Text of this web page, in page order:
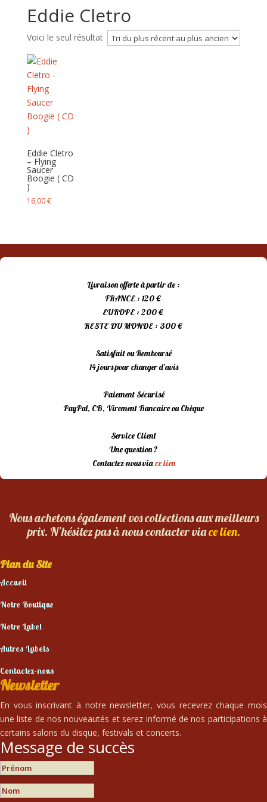
Eddie Cletro
Voici le seul résultat
Eddie Cletro
– Flying
Saucer
Boogie ( CD
)
16,00€
Livraison offerte à partir de :
FRANCE : 120 €
EUROPE : 200 €
RESTE DU MONDE : 300 €
Satisfait ou Remboursé
14 jours pour changer d’avis
Paiement Sécurisé
PayPal, CB, Virement Bancaire ou Chèque
Service Client
Une question ?
Contactez-nous viace lien
Nous achetons également vos collections aux meilleurs
prix. N’hésitez pas à nous contacter viace lien.
Plan du Site
Accueil
Notre Boutique
Notre Label
Autres Labels
Contactez-nous
Newsletter
En vous inscrivant à notre newsletter, vous recevrez chaque mois
une liste de nos nouveautés et serez informé de nos participations à
certains salons du disque, festivals et concerts.
Message de succès